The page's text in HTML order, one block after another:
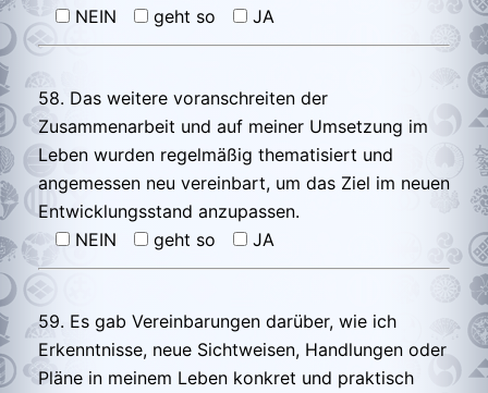
NEIN
geht so JA
58. Das weitere voranschreiten der
Zusammenarbeit und auf meiner Umsetzung im
Leben wurden regelmäßig thematisiert und
angemessen neu vereinbart, um das Ziel im neuen
Entwicklungsstand anzupassen.
NEIN
geht so JA
59. Es gab Vereinbarungen darüber, wie ich
Erkenntnisse, neue Sichtweisen, Handlungen oder
Pläne in meinem Leben konkret und praktisch